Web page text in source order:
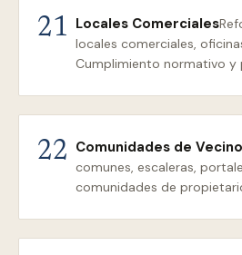
21 Locales Comerciales
locales comerciales,
Cumplimiento normativo y
22 Comunidades de
comunes, escaleras,
comunidades de